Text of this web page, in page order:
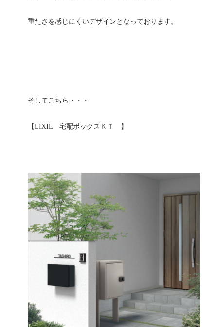
重たさを感じにくいデザインとなっております。
そしてこちら・・・
【LIXIL 宅配ボックスＫＴ 】